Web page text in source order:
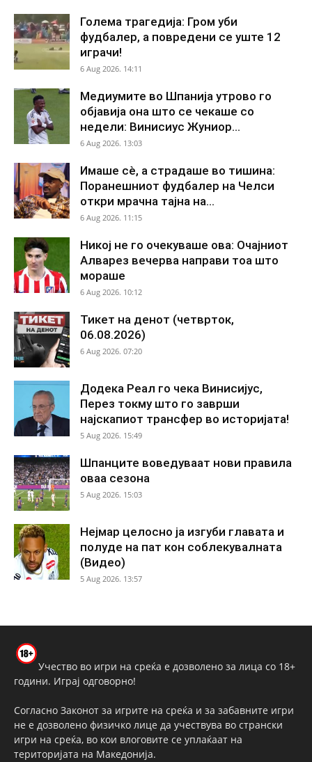
Голема трагедија: Гром уби
фудбалер, а повредени се уште 12
играчи!
6 Aug 2026. 14:11
Медиумите во Шпанија утрово го
објавија она што се чекаше со
недели: Винисиус Жуниор...
6 Aug 2026. 13:03
Имаше сè, а страдаше во тишина:
Поранешниот фудбалер на Челси
откри мрачна тајна на...
6 Aug 2026. 11:15
Никој не го очекуваше ова: Очајниот
Алварез вечерва направи тоа што
мораше
6 Aug 2026. 10:12
Тикет на денот (четврток,
06.08.2026)
6 Aug 2026. 07:20
Додека Реал го чека Винисијус,
Перез токму што го заврши
најскапиот трансфер во историјата!
5 Aug 2026. 15:49
Шпанците воведуваат нови правила
оваа сезона
5 Aug 2026. 15:03
Нејмар целосно ја изгуби главата и
полуде на пат кон соблекувалната
(Видео)
5 Aug 2026. 13:57
Учество во игри на среќа е дозволено за лица со 18+
години. Играј одговорно!
Согласно Законот за игрите на среќа и за забавните игри
не е дозволено физичко лице да учествува во странски
игри на среќа, во кои влоговите се уплаќаат на
територијата на Македонија.